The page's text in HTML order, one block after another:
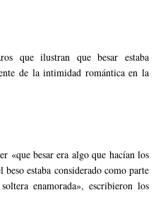
que ilustran que besar estaba
de la intimidad romántica en la
«que besar era algo que hacían los
estaba considerado como parte
enamorada», escribieron los